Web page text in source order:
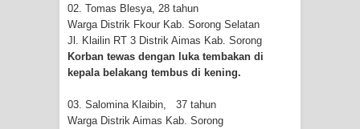
Bantuan CSR untuk RS Bhayangkara
Polda Papua pada Peringatan Hari
Indonesia Turns Remote Papua
02. Tomas Blesya, 28 tahun
Warga Distrik Fkour Kab. Sorong Selatan
Jl. Klailin RT 3 Distrik Aimas Kab. Sorong
Korban tewas dengan luka tembakan di
kepala belakang tembus di kening.
03. Salomina Klaibin, 37 tahun
Warga Distrik Aimas Kab. Sorong